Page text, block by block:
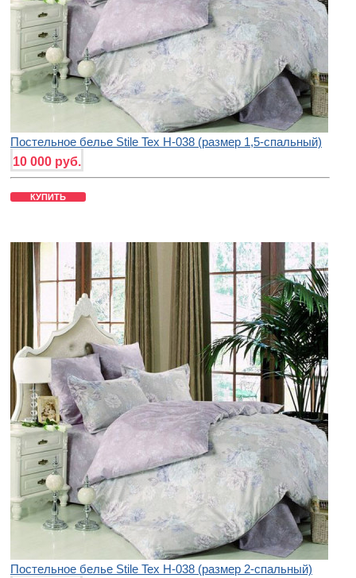
Постельное белье Stile Tex H-038 (размер 1,5-спальный)
10 000 руб.
КУПИТЬ
Постельное белье Stile Tex H-038 (размер 2-спальный)